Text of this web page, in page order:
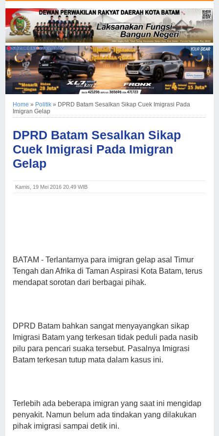
Home » Politik » DPRD Batam Sesalkan Sikap Cuek Imigrasi Pada
Imigran Gelap
DPRD Batam Sesalkan Sikap
Cuek Imigrasi Pada Imigran
Gelap
Kamis, 19 Mei 2016 20.49 WIB
BATAM- Terlantarnya para imigran gelap asal Timur
Tengah dan Afrika di Taman Aspirasi Kota Batam, terus
mendapat sorotan dari berbagai pihak.
DPRD Batam bahkan sangat menyayangkan sikap
Imigrasi Batam yang terkesan tidak peduli pada nasib
pilu para pencari suaka tersebut. Pasalnya Imigrasi
Batam terkesan tutup mata dalam kasus ini.
Terlebih ada beberapa imigran yang saat ini mengidap
penyakit. Namun belum ada tindakan yang dilakukan
pihak imigrasi sampai detik ini.